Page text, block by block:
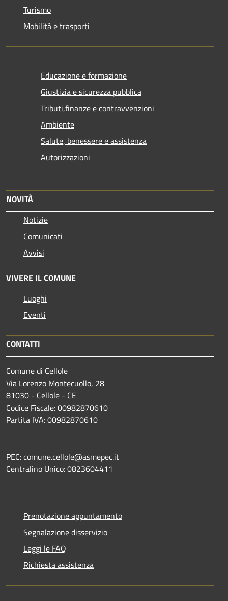
Turismo
Mobilità e trasporti
Educazione e formazione
Giustizia e sicurezza pubblica
Tributi,finanze e contravvenzioni
Ambiente
Salute, benessere e assistenza
Autorizzazioni
NOVITÀ
Notizie
Comunicati
Avvisi
VIVERE IL COMUNE
Luoghi
Eventi
CONTATTI
Comune di Cellole
Via Lorenzo Montecuollo, 28
81030 - Cellole - CE
Codice Fiscale: 00982870610
Partita IVA: 00982870610
PEC: comune.cellole@asmepec.it
Centralino Unico: 0823604411
Prenotazione appuntamento
Segnalazione disservizio
Leggi le FAQ
Richiesta assistenza